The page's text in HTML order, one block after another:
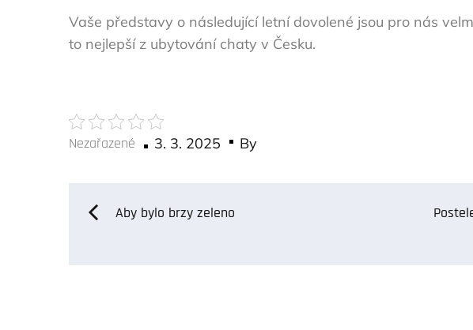
Vaše představy o následující letní dovolené jsou pro nás
to nejlepší z ubytování chaty v Česku.
Nezařazené
Posted
3. 3. 2025 By
Navigace
Aby bylo brzy zeleno